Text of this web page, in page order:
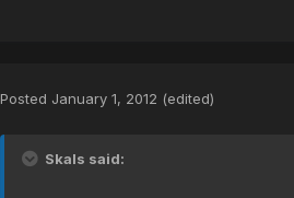
Posted January 1, 2012 (edited)
Skals said: